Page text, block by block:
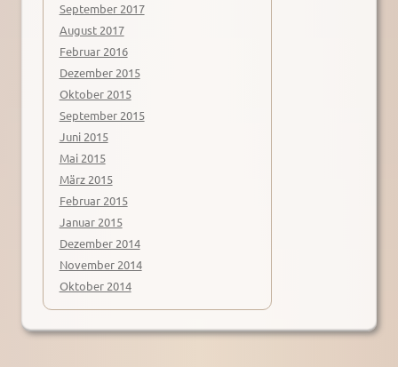
September 2017
August 2017
Februar 2016
Dezember 2015
Oktober 2015
September 2015
Juni 2015
Mai 2015
März 2015
Februar 2015
Januar 2015
Dezember 2014
November 2014
Oktober 2014